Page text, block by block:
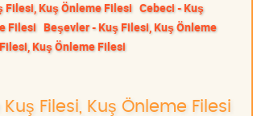
Filesi, Kuş Önleme Filesi Cebeci - Kuş
Filesi Beşevler - Kuş Filesi, Kuş Önleme
Kuş Önleme Filesi
Filesi, Kuş Önleme Filesi